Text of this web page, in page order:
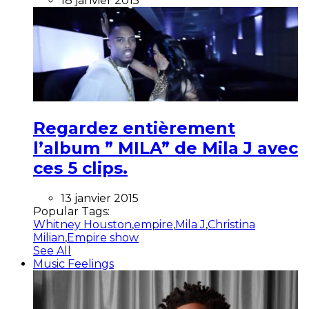
Regardez entièrement
l’album ” MILA” de Mila J avec
ces 5 clips.
13 janvier 2015
Popular Tags:
Whitney Houston,empire,Mila J,Christina
Milian,Empire show
See All
Music Feelings